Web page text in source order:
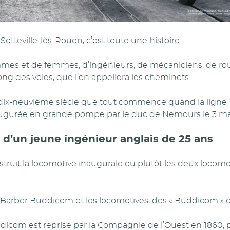
lès-Rouen, c’est toute une histoire.
et de femmes, d’ingénieurs, de mécaniciens, de
des voies, que l’on appellera les cheminots.
neuvième siècle que tout commence quand la ligne
en grande pompe par le duc de Nemours le 3
d’un jeune ingénieur anglais de 25 ans
la locomotive inaugurale ou plutôt les deux
Buddicom et les locomotives, des « Buddicom »
est reprise par la Compagnie de l’Ouest en 1860,